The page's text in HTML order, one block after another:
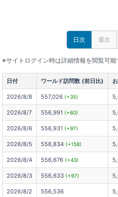
日次 週次
※サイトログイン時は詳細情報を閲覧可能
日付 ワールド訪問数 (前日比)
2026/8/8 557,026 (+35)
2026/8/7 556,991 (+60)
2026/8/6 556,931 (+97)
2026/8/5 556,834 (+158)
2026/8/4 556,676 (+43)
2026/8/3 556,633 (+97)
2026/8/2 556,536